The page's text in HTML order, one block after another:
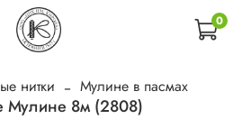
0
нитки Мулине в пасмах
Мулине 8м (2808)